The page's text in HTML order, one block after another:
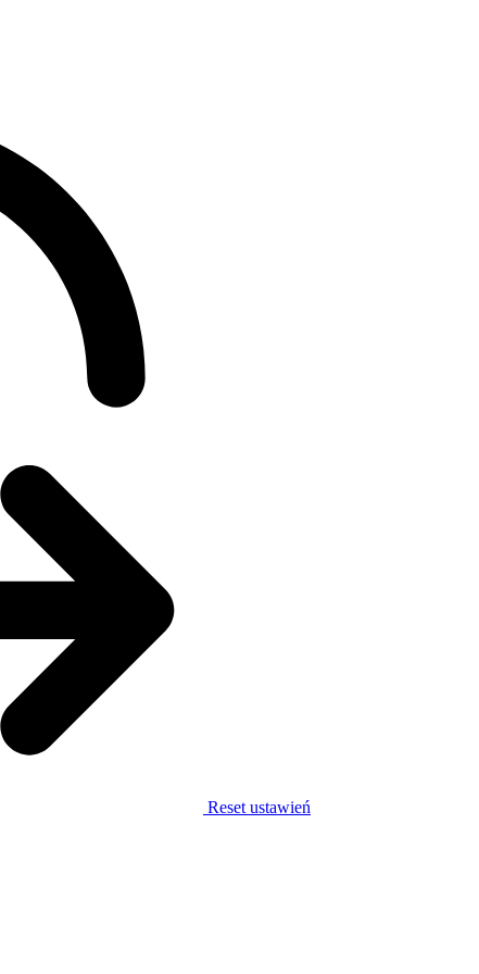
Reset ustawień